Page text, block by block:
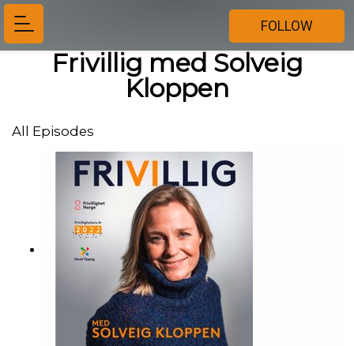
FOLLOW
Frivillig med Solveig
Kloppen
All Episodes